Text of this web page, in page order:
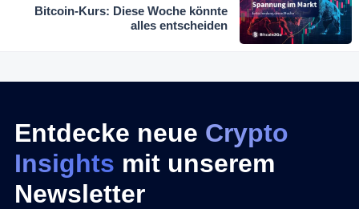
Bitcoin-Kurs: Diese Woche könnte
alles entscheiden
Entdecke neue Crypto
Insights mit unserem
Newsletter